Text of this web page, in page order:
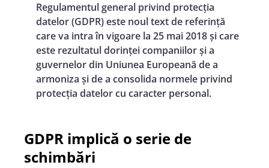
Regulamentul general privind protecția
datelor (GDPR) este noul text de referință
care va intra în vigoare la 25 mai 2018 și care
este rezultatul dorinței companiilor și a
guvernelor din Uniunea Europeană de a
armoniza și de a consolida normele privind
protecția datelor cu caracter personal.
GDPR implică o serie de
schimbări